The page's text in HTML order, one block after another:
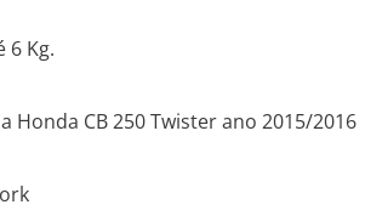
6 Kg.
Honda CB 250 Twister ano 2015/2016